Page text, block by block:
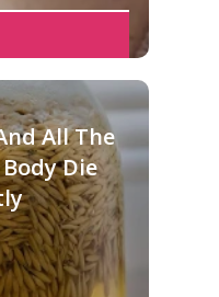
All The
Die